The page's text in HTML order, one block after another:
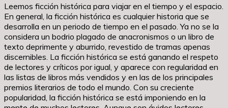
Leemos ficción histórica para viajar en el tiempo y el espacio.
En general, la ficción histórica es cualquier historia que se
desarrolla en un periodo de tiempo en el pasado. Ya no se la
considera un bodrio plagado de anacronismos o un libro de
texto deprimente y aburrido, revestido de tramas apenas
discernibles. La ficción histórica se está ganando el respeto
de lectores y críticos por igual, y aparece con regularidad en
las listas de libros más vendidos y en las de los principales
premios literarios de todo el mundo. Con su creciente
popularidad, la ficción histórica se está imponiendo en la